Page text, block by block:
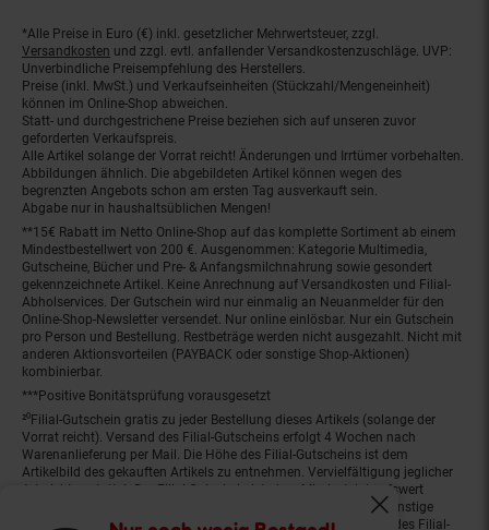
Fenster
Fußnoten
*Alle Preise in Euro (€) inkl. gesetzlicher Mehrwertsteuer, zzgl.
Versandkosten und zzgl. evtl. anfallender Versandkostenzuschläge. UVP:
Unverbindliche Preisempfehlung des Herstellers.
Preise (inkl. MwSt.) und Verkaufseinheiten (Stückzahl/Mengeneinheit)
können im Online-Shop abweichen.
Statt- und durchgestrichene Preise beziehen sich auf unseren zuvor
geforderten Verkaufspreis.
Alle Artikel solange der Vorrat reicht! Änderungen und Irrtümer vorbehalten.
Abbildungen ähnlich. Die abgebildeten Artikel können wegen des
begrenzten Angebots schon am ersten Tag ausverkauft sein.
Abgabe nur in haushaltsüblichen Mengen!
**15€ Rabatt im Netto Online-Shop auf das komplette Sortiment ab einem
Mindestbestellwert von 200 €. Ausgenommen: Kategorie Multimedia,
Gutscheine, Bücher und Pre- & Anfangsmilchnahrung sowie gesondert
gekennzeichnete Artikel. Keine Anrechnung auf Versandkosten und Filial-
Abholservices. Der Gutschein wird nur einmalig an Neuanmelder für den
Online-Shop-Newsletter versendet. Nur online einlösbar. Nur ein Gutschein
pro Person und Bestellung. Restbeträge werden nicht ausgezahlt. Nicht mit
anderen Aktionsvorteilen (PAYBACK oder sonstige Shop-Aktionen)
kombinierbar.
***Positive Bonitätsprüfung vorausgesetzt
²⁰Filial-Gutschein gratis zu jeder Bestellung dieses Artikels (solange der
Vorrat reicht). Versand des Filial-Gutscheins erfolgt 4 Wochen nach
Warenanlieferung per Mail. Die Höhe des Filial-Gutscheins ist dem
Artikelbild des gekauften Artikels zu entnehmen. Vervielfältigung jeglicher
Art nicht gestattet. Der Filial-Gutschein ist ohne Mindesteinkaufswert
einlösbar. Nicht mit anderen Aktionsvorteilen (PAYBACK oder sonstige
Shop-Aktionen) kombinierbar. Der jeweilige Gültigkeitszeitraum des Filial-